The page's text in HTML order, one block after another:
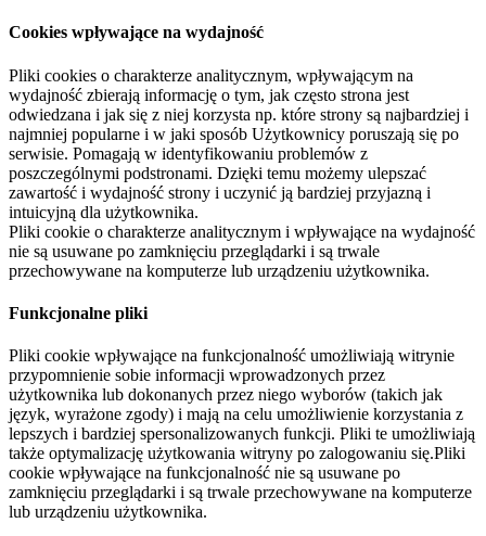
Cookies wpływające na wydajność
Pliki cookies o charakterze analitycznym, wpływającym na
wydajność zbierają informację o tym, jak często strona jest
odwiedzana i jak się z niej korzysta np. które strony są najbardziej i
najmniej popularne i w jaki sposób Użytkownicy poruszają się po
serwisie. Pomagają w identyfikowaniu problemów z
poszczególnymi podstronami. Dzięki temu możemy ulepszać
zawartość i wydajność strony i uczynić ją bardziej przyjazną i
intuicyjną dla użytkownika.
Pliki cookie o charakterze analitycznym i wpływające na wydajność
nie są usuwane po zamknięciu przeglądarki i są trwale
przechowywane na komputerze lub urządzeniu użytkownika.
Funkcjonalne pliki
Pliki cookie wpływające na funkcjonalność umożliwiają witrynie
przypomnienie sobie informacji wprowadzonych przez
użytkownika lub dokonanych przez niego wyborów (takich jak
język, wyrażone zgody) i mają na celu umożliwienie korzystania z
lepszych i bardziej spersonalizowanych funkcji. Pliki te umożliwiają
także optymalizację użytkowania witryny po zalogowaniu się.Pliki
cookie wpływające na funkcjonalność nie są usuwane po
zamknięciu przeglądarki i są trwale przechowywane na komputerze
lub urządzeniu użytkownika.